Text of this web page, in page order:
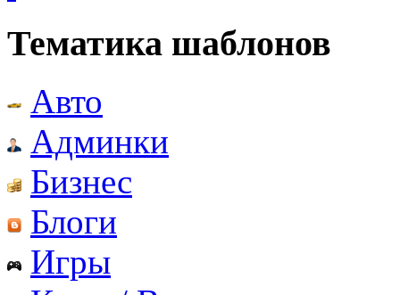
Тематика шаблонов
Авто
Админки
Бизнес
Блоги
Игры